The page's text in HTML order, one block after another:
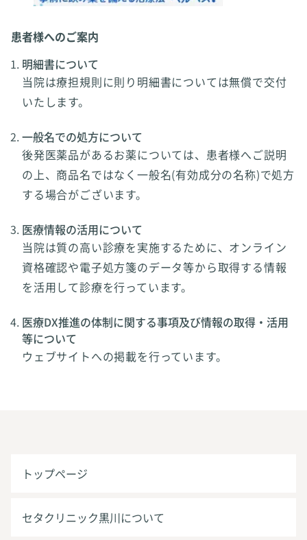
患者様へのご案内
明細書について
当院は療担規則に則り明細書については無償で交付
いたします。
一般名での処方について
後発医薬品があるお薬については、患者様へご説明
の上、商品名ではなく一般名(有効成分の名称)で処方
する場合がございます。
医療情報の活用について
当院は質の高い診療を実施するために、オンライン
資格確認や電子処方箋のデータ等から取得する情報
を活用して診療を行っています。
医療DX推進の体制に関する事項及び情報の取得・活用
等について
ウェブサイトへの掲載を行っています。
トップページ
セタクリニック黒川について